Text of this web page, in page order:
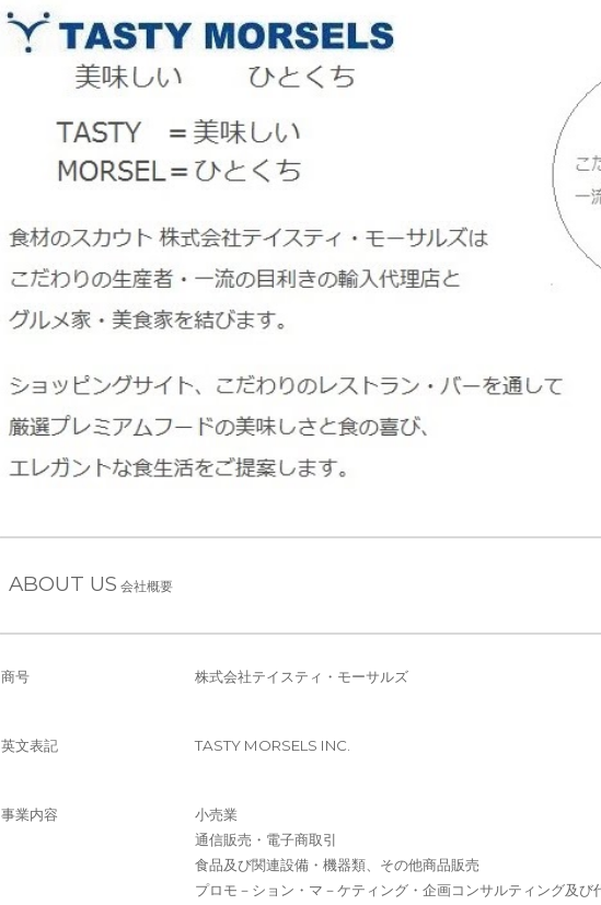
ABOUT US 会社概要
商号 株式会社テイスティ・モーサルズ
英文表記 TASTY MORSELS INC.
事業内容
小売業
通信販売・電子商取引
食品及び関連設備・機器類、その他商品販売
プロモ－ション・マ－ケティング・企画コンサルティング及び